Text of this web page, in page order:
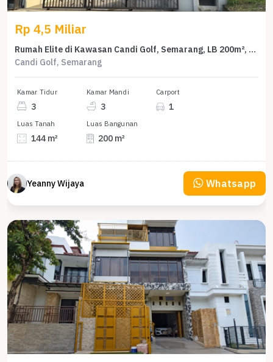
Rp 4,5 Miliar
Rumah Elite di Kawasan Candi Golf, Semarang, LB 200m², Harga 4,5 Miliar
Candi Golf, Semarang
Kamar Tidur
3
Kamar Mandi
3
Carport
1
Luas Tanah
144 m²
Luas Bangunan
200 m²
Yeanny Wijaya Whatsapp